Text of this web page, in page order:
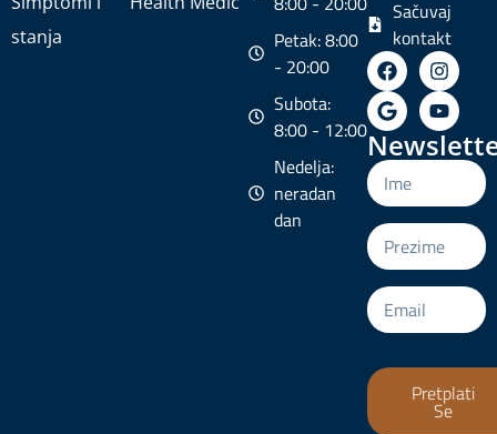
stanja
Petak: 8:00
- 20:00
Subota:
8:00 - 12:00
Nedelja:
neradan
dan
Sačuvaj
kontakt
Pretplati
Se